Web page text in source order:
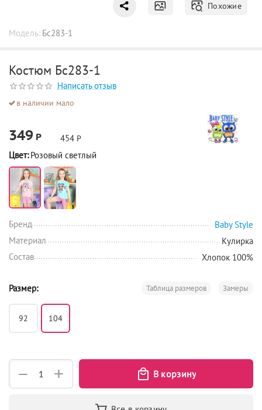
Похожие
Модель: Бс283-1
Костюм Бс283-1
Написать отзыв
в наличии мало
349 Р 454 Р
Цвет: Розовый светлый
Бренд
Baby Style
Материал
Кулирка
Состав
Хлопок 100%
Размер: Замеры
Таблица размеров
92 104
+
−